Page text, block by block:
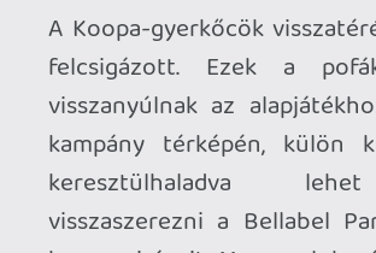
Nem szeretnék abba belemenni, hogy
mennyire méltányos, vagy méltánytalan
a Nintendo ezekkel a generációközi
technikai frissítésekkel, de a Bellabel
Park hiánya valóban fájó lehet a korábbi
gép tulajdonosai számára. Mindenki